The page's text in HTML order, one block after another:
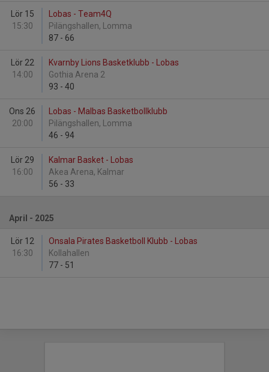
Lör 15
15:30
Lobas - Team4Q
Pilängshallen, Lomma
87 - 66
Lör 22
14:00
Kvarnby Lions Basketklubb - Lobas
Gothia Arena 2
93 - 40
Ons 26
20:00
Lobas - Malbas Basketbollklubb
Pilängshallen, Lomma
46 - 94
Lör 29
16:00
Kalmar Basket - Lobas
Akea Arena, Kalmar
56 - 33
April - 2025
Lör 12
16:30
Onsala Pirates Basketboll Klubb - Lobas
Kollahallen
77 - 51